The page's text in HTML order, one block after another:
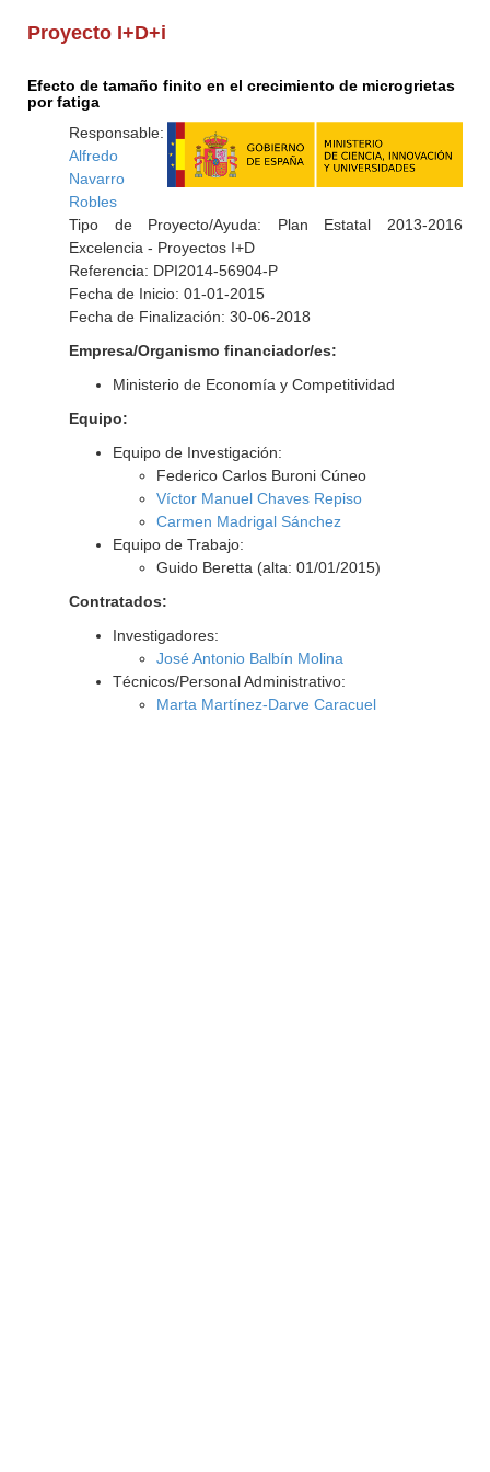
Proyecto I+D+i
Efecto de tamaño finito en el crecimiento de microgrietas
por fatiga
Responsable:
Alfredo
Navarro
Robles
Tipo de Proyecto/Ayuda: Plan Estatal 2013-2016
Excelencia - Proyectos I+D
Referencia: DPI2014-56904-P
Fecha de Inicio: 01-01-2015
Fecha de Finalización: 30-06-2018
Empresa/Organismo financiador/es:
Ministerio de Economía y Competitividad
Equipo:
Equipo de Investigación:
Federico Carlos Buroni Cúneo
Víctor Manuel Chaves Repiso
Carmen Madrigal Sánchez
Equipo de Trabajo:
Guido Beretta (alta: 01/01/2015)
Contratados:
Investigadores:
José Antonio Balbín Molina
Técnicos/Personal Administrativo:
Marta Martínez-Darve Caracuel